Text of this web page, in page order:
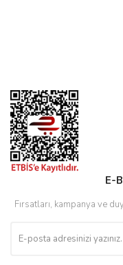
E-
Fırsatları, kampanya ve